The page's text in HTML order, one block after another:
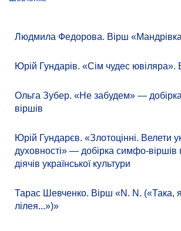
Людмила Федорова. Вірш
Юрій Гундарів. «Сім чудес ювіляра».
Ольга Зубер. «Не забудем» — добірка
віршів
Юрій Гундарєв. «Злотоцінні. Велети
духовності» — добірка симфо-віршів
діячів української культури
Тарас Шевченко. Вірш «N. N. («Така,
лілея...»)»